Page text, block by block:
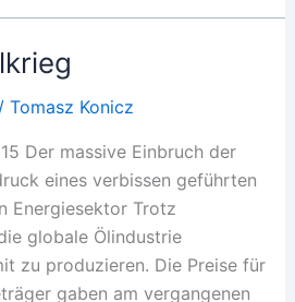
Tomasz Konicz
Der massive Einbruch der
eines verbissen geführten
Energiesektor Trotz
globale Ölindustrie
zu produzieren. Die Preise für
gaben am vergangenen